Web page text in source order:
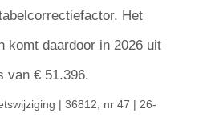
Het
komt daardoor in 2026 uit
van € 51.396.
| 36812, nr 47 | 26-